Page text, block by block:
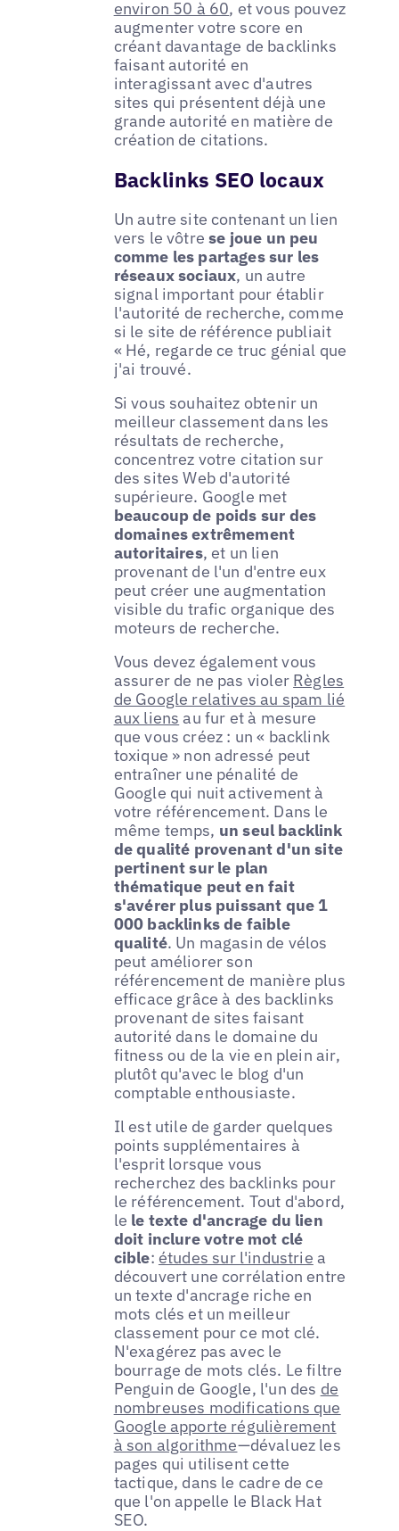
environ 50 à 60, et vous pouvez
augmenter votre score en
créant davantage de backlinks
faisant autorité en
interagissant avec d'autres
sites qui présentent déjà une
grande autorité en matière de
création de citations.
Backlinks SEO locaux
Un autre site contenant un lien
vers le vôtrese joue un peu
comme les partages sur les
réseaux sociaux, un autre
signal important pour établir
l'autorité de recherche, comme
si le site de référence publiait
« Hé, regarde ce truc génial que
j'ai trouvé.
Si vous souhaitez obtenir un
meilleur classement dans les
résultats de recherche,
concentrez votre citation sur
des sites Web d'autorité
supérieure. Google met
beaucoup de poids sur des
domaines extrêmement
autoritaires, et un lien
provenant de l'un d'entre eux
peut créer une augmentation
visible du trafic organique des
moteurs de recherche.
Vous devez également vous
assurer de ne pas violer Règles
de Google relatives au spam lié
aux liens au fur et à mesure
que vous créez : un « backlink
toxique » non adressé peut
entraîner une pénalité de
Google qui nuit activement à
votre référencement. Dans le
même temps, un seul backlink
de qualité provenant d'un site
pertinent sur le plan
thématique peut en fait
s'avérer plus puissant que 1
000 backlinks de faible
qualité. Un magasin de vélos
peut améliorer son
référencement de manière plus
efficace grâce à des backlinks
provenant de sites faisant
autorité dans le domaine du
fitness ou de la vie en plein air,
plutôt qu'avec le blog d'un
comptable enthousiaste.
Il est utile de garder quelques
points supplémentaires à
l'esprit lorsque vous
recherchez des backlinks pour
le référencement. Tout d'abord,
le le texte d'ancrage du lien
doit inclure votre mot clé
cible: études sur l'industrie a
découvert une corrélation entre
un texte d'ancrage riche en
mots clés et un meilleur
classement pour ce mot clé.
N'exagérez pas avec le
bourrage de mots clés. Le filtre
Penguin de Google, l'un des de
nombreuses modifications que
Google apporte régulièrement
à son algorithme—dévaluez les
pages qui utilisent cette
tactique, dans le cadre de ce
que l'on appelle le Black Hat
SEO.